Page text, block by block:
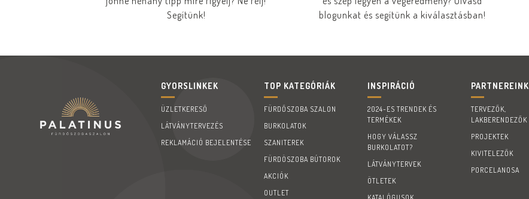
Segítünk!
blogunkat és segítünk a kiválasztásban!
GYORSLINKEK
ÜZLETKERESŐ
LÁTVÁNYTERVEZÉS
REKLAMÁCIÓ BEJELENTÉSE
TOP KATEGÓRIÁK
FÜRDŐSZOBA SZALON
BURKOLATOK
SZANITEREK
FÜRDÖSZOBA BÚTOROK
AKCIÓK
OUTLET
INSPIRÁCIÓ
2024-ES TRENDEK ÉS
TERMÉKEK
HOGY VÁLASSZ
BURKOLATOT?
LÁTVÁNYTERVEK
ÖTLETEK
PARTNEREINK
TERVEZŐK,
LAKBERENDEZŐK
PROJEKTEK
KIVITELEZŐK
PORCELANOSA